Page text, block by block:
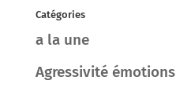
Catégories
a la une
Agressivité émotions